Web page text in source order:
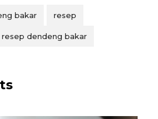
bakar resep
resep dendeng bakar